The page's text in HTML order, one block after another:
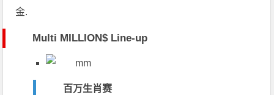
金.
Multi MILLION$ Line-up
百万生肖赛